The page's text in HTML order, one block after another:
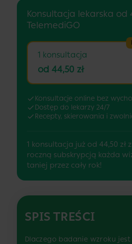
Konsultacja lekarska od
TelemediGO
1 konsultacja
od 44,50 zł
Konsultacje online bez
Dostęp do lekarzy 24/7
Recepty, skierowania i
1 konsultacja już od 44,50 zł
roczną subskrypcją każda
taniej przez cały rok!
SPIS TREŚCI
Dlaczego badanie wzroku jest